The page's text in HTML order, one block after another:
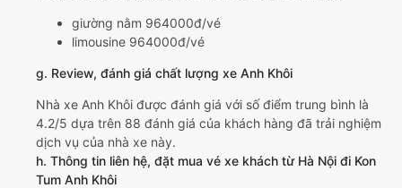
giường nằm 964000đ/vé
limousine 964000đ/vé
g. Review, đánh giá chất lượng xe Anh Khôi
Nhà xe Anh Khôi được đánh giá với số điểm trung bình là
4.2/5 dựa trên 88 đánh giá của khách hàng đã trải nghiệm
dịch vụ của nhà xe này.
h. Thông tin liên hệ, đặt mua vé xe khách từ Hà Nội đi Kon
Tum Anh Khôi